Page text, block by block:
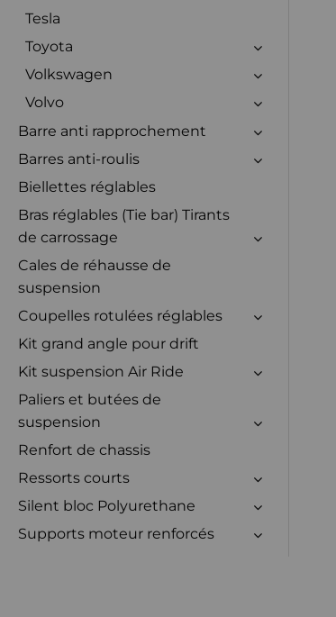
Tesla
Toyota
Volkswagen
Volvo
Barre anti rapprochement
Barres anti-roulis
Biellettes réglables
Bras réglables (Tie bar) Tirants
de carrossage
Cales de réhausse de
suspension
Coupelles rotulées réglables
Kit grand angle pour drift
Kit suspension Air Ride
Paliers et butées de
suspension
Renfort de chassis
Ressorts courts
Silent bloc Polyurethane
Supports moteur renforcés